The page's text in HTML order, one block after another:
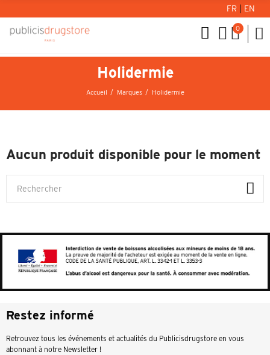
FR EN
0
Holidermie
Accueil Marques Holidermie
Aucun produit disponible pour le moment
Restez informé
Retrouvez tous les événements et actualités du Publicisdrugstore en vous
abonnant à notre Newsletter !